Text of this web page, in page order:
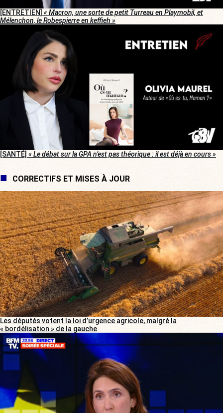
[ENTRETIEN] « Macron, une sorte de petit Turreau en Playmobil, et
Mélenchon, le Robespierre en keffieh »
[SANTÉ] « Le débat sur la GPA n’est pas théorique : il est déjà en cours »
CORRECTIFS ET MISES À JOUR
Les députés votent la loi d’urgence agricole, malgré la
« bordélisation » de la gauche